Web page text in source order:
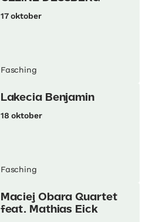
17 oktober
Fasching
Lakecia Benjamin
18 oktober
Fasching
Maciej Obara Quartet
feat. Mathias Eick